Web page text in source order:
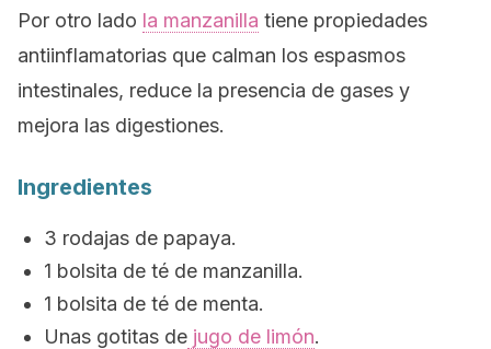
Por otro lado la manzanilla tiene propiedades
antiinflamatorias que calman los espasmos
intestinales, reduce la presencia de gases y
mejora las digestiones.
Ingredientes
3 rodajas de papaya.
1 bolsita de té de manzanilla.
1 bolsita de té de menta.
Unas gotitas de jugo de limón.